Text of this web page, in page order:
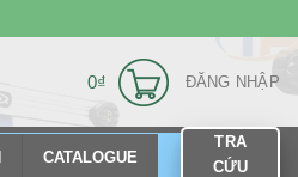
0₫ ĐĂNG NHẬP
CATALOGUE
TRA
CỨU